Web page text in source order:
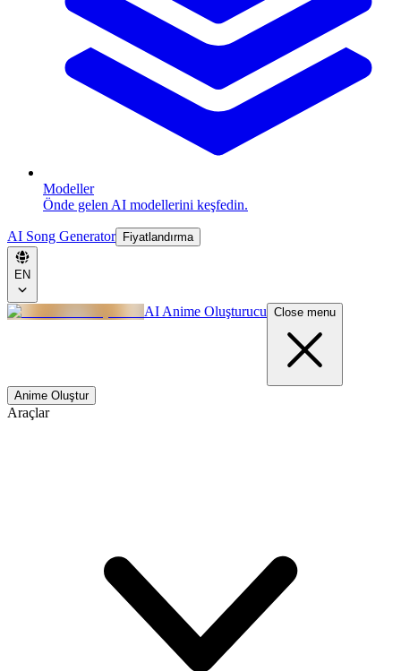
Modeller
Önde gelen AI modellerini keşfedin.
AI Song Generator Fiyatlandırma
EN
AI Anime Oluşturucu Close menu
Anime Oluştur
Araçlar